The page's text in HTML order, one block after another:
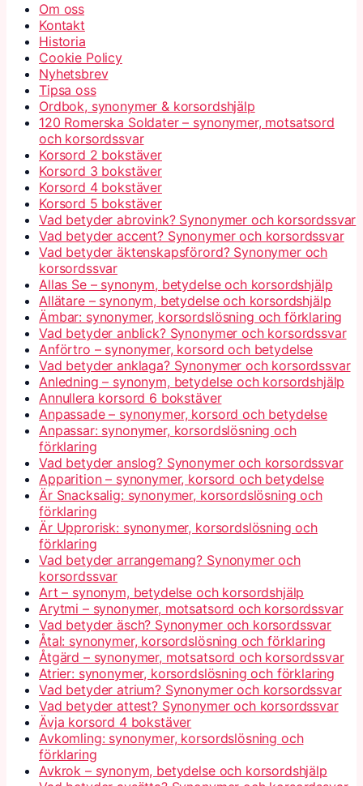
Om oss
Kontakt
Historia
Cookie Policy
Nyhetsbrev
Tipsa oss
Ordbok, synonymer & korsordshjälp
120 Romerska Soldater – synonymer, motsatsord
och korsordssvar
Korsord 2 bokstäver
Korsord 3 bokstäver
Korsord 4 bokstäver
Korsord 5 bokstäver
Vad betyder abrovink? Synonymer och korsordssvar
Vad betyder accent? Synonymer och korsordssvar
Vad betyder äktenskapsförord? Synonymer och
korsordssvar
Allas Se – synonym, betydelse och korsordshjälp
Allätare – synonym, betydelse och korsordshjälp
Ämbar: synonymer, korsordslösning och förklaring
Vad betyder anblick? Synonymer och korsordssvar
Anförtro – synonymer, korsord och betydelse
Vad betyder anklaga? Synonymer och korsordssvar
Anledning – synonym, betydelse och korsordshjälp
Annullera korsord 6 bokstäver
Anpassade – synonymer, korsord och betydelse
Anpassar: synonymer, korsordslösning och
förklaring
Vad betyder anslog? Synonymer och korsordssvar
Apparition – synonymer, korsord och betydelse
Är Snacksalig: synonymer, korsordslösning och
förklaring
Är Upprorisk: synonymer, korsordslösning och
förklaring
Vad betyder arrangemang? Synonymer och
korsordssvar
Art – synonym, betydelse och korsordshjälp
Arytmi – synonymer, motsatsord och korsordssvar
Vad betyder äsch? Synonymer och korsordssvar
Åtal: synonymer, korsordslösning och förklaring
Åtgärd – synonymer, motsatsord och korsordssvar
Atrier: synonymer, korsordslösning och förklaring
Vad betyder atrium? Synonymer och korsordssvar
Vad betyder attest? Synonymer och korsordssvar
Ävja korsord 4 bokstäver
Avkomling: synonymer, korsordslösning och
förklaring
Avkrok – synonym, betydelse och korsordshjälp